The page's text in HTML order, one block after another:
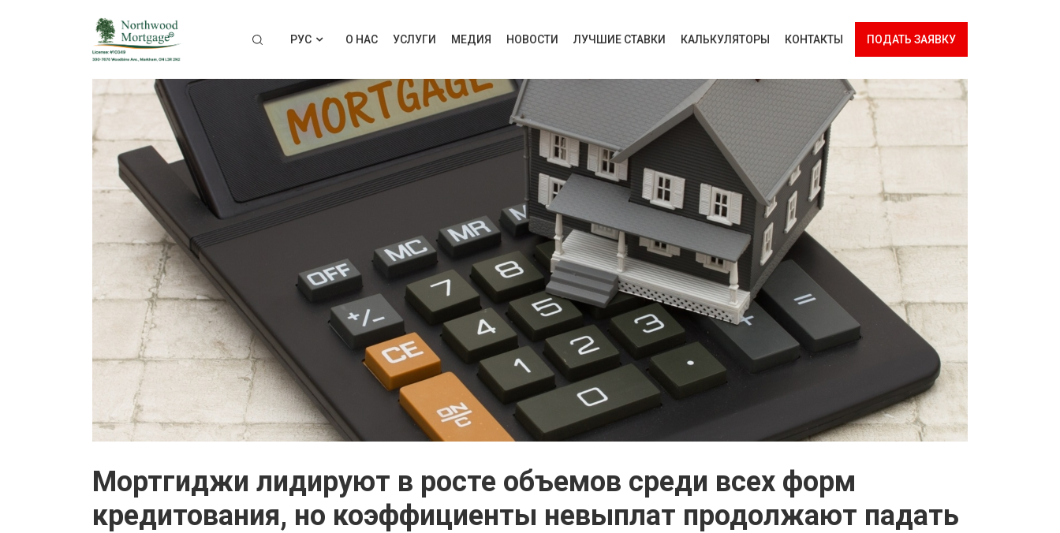
РУС О НАС УСЛУГИ МЕДИЯ НОВОСТИ ЛУЧШИЕ СТАВКИ КАЛЬКУЛЯТОРЫ КОНТАКТЫ ПОДАТЬ ЗАЯВКУ
Мортгиджи лидируют в росте объемов среди всех форм
кредитования, но коэффициенты невыплат продолжают падать